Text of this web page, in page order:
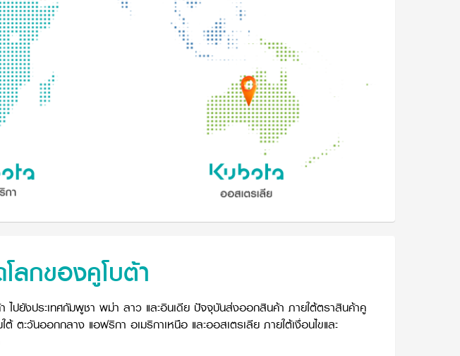
ลกของคูโบต้า
ไปยังประเทศกัมพูชา พม่า ลาว และอินเดีย ปัจจุบันส่งออกสินค้า ภายใต้ตราสินค้าคู
ต้ ตะวันออกกลาง แอฟริกา อเมริกาเหนือ และออสเตรเลีย ภายใต้เงื่อนไขและ